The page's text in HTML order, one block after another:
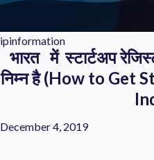
ipinformation
भारत में स्टार्टअप
निम्न है (How to Get
December 4, 2019